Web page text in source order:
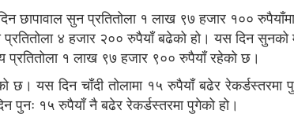
छापावाल सुन प्रतितोला १ लाख ९७ हजार १००
४ हजार २०० रुपैयाँ बढेको हो। यस दिन
१ लाख ९७ हजार ९०० रुपैयाँ रहेको छ।
छ। यस दिन चाँदी तोलामा १५ रुपैयाँ बढेर रेकर्डस्तरमा
पुनः १५ रुपैयाँ नै बढेर रेकर्डस्तरमा पुगेको हो।